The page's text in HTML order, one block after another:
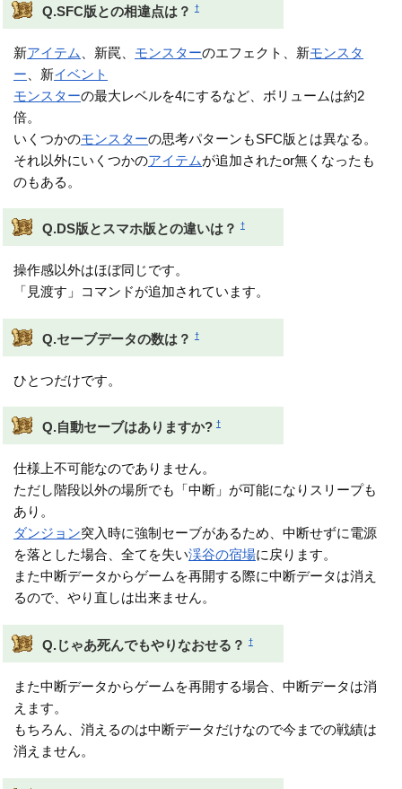
Q.SFC版との相違点は？ †
新アイテム 、新罠、 モンスターのエフェクト、新モンスタ
ー 、新イベント
モンスターの最大レベルを4にするなど、ボリュームは約2
倍。
いくつかのモンスターの思考パターンもSFC版とは異なる。
それ以外にいくつかのアイテムが追加されたor無くなったも
のもある。
Q.DS版とスマホ版との違いは？ †
操作感以外はほぼ同じです。
「見渡す」コマンドが追加されています。
Q.セーブデータの数は？ †
ひとつだけです。
Q.自動セーブはありますか? †
仕様上不可能なのでありません。
ただし階段以外の場所でも「中断」が可能になりスリープも
あり。
ダンジョン突入時に強制セーブがあるため、中断せずに電源
を落とした場合、全てを失い渓谷の宿場に戻ります。
また中断データからゲームを再開する際に中断データは消え
るので、やり直しは出来ません。
Q.じゃあ死んでもやりなおせる？ †
また中断データからゲームを再開する場合、中断データは消
えます。
もちろん、消えるのは中断データだけなので今までの戦績は
消えません。